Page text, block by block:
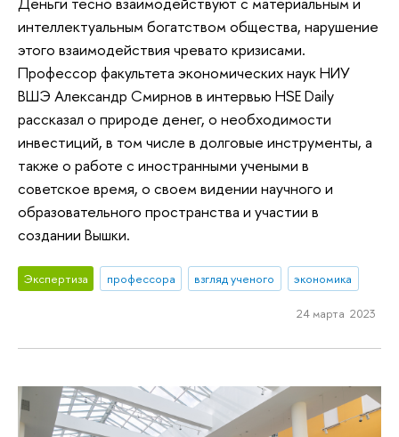
интеллектуальным богатством общества, нарушение
этого взаимодействия чревато кризисами.
Профессор факультета экономических наук НИУ
ВШЭ Александр Смирнов в интервью HSE Daily
рассказал о природе денег, о необходимости
инвестиций, в том числе в долговые инструменты, а
также о работе с иностранными учеными в
советское время, о своем видении научного и
образовательного пространства и участии в
создании Вышки.
Экспертиза профессора взгляд ученого экономика
24 марта 2023